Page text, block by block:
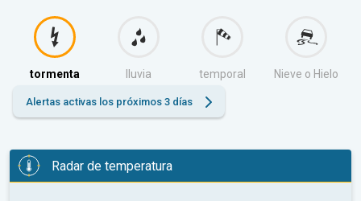
tormenta lluvia temporal Nieve o Hielo
Alertas activas los próximos 3 días
Radar de temperatura